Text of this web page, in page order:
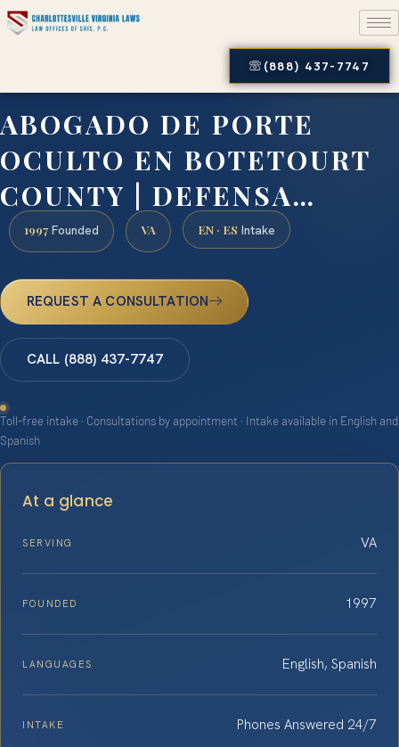
(888) 437-7747
ABOGADO DE PORTE
OCULTO EN BOTETOURT
COUNTY | DEFENSA…
1997 Founded VA EN · ES Intake
REQUEST A CONSULTATION
CALL (888) 437-7747
Toll-free intake · Consultations by appointment · Intake available in English and
Spanish
At a glance
SERVING VA
FOUNDED 1997
LANGUAGES English, Spanish
INTAKE Phones Answered 24/7